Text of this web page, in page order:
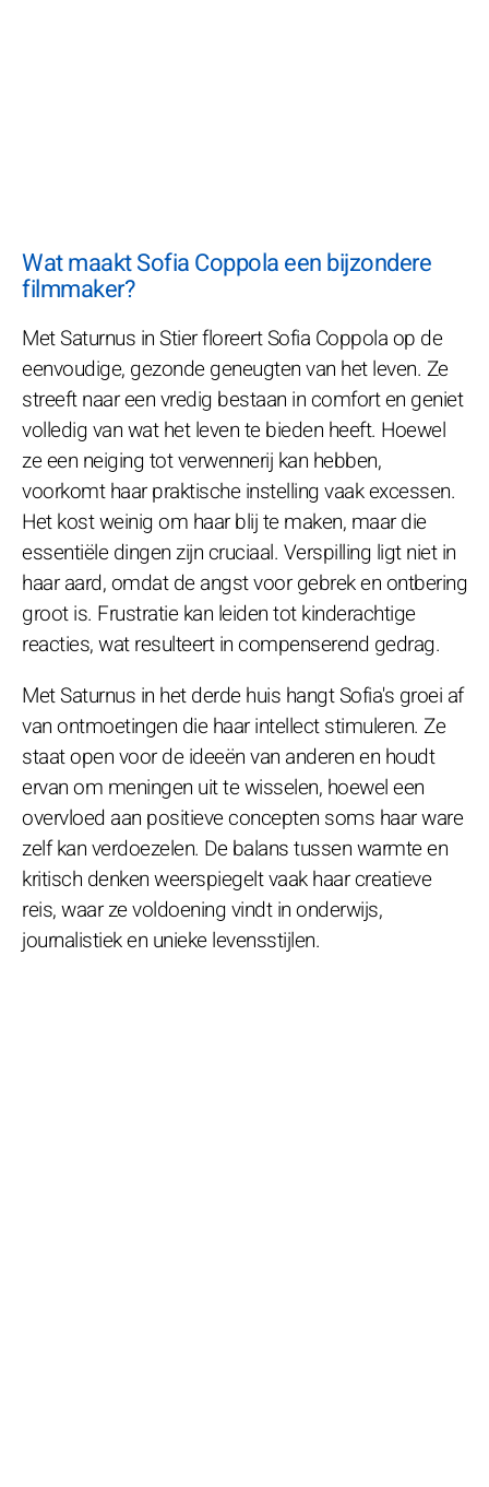
Wat maakt Sofia Coppola een bijzondere
filmmaker?
Met Saturnus in Stier floreert Sofia Coppola op de
eenvoudige, gezonde geneugten van het leven. Ze
streeft naar een vredig bestaan in comfort en geniet
volledig van wat het leven te bieden heeft. Hoewel
ze een neiging tot verwennerij kan hebben,
voorkomt haar praktische instelling vaak excessen.
Het kost weinig om haar blij te maken, maar die
essentiële dingen zijn cruciaal. Verspilling ligt niet in
haar aard, omdat de angst voor gebrek en ontbering
groot is. Frustratie kan leiden tot kinderachtige
reacties, wat resulteert in compenserend gedrag.
Met Saturnus in het derde huis hangt Sofia's groei af
van ontmoetingen die haar intellect stimuleren. Ze
staat open voor de ideeën van anderen en houdt
ervan om meningen uit te wisselen, hoewel een
overvloed aan positieve concepten soms haar ware
zelf kan verdoezelen. De balans tussen warmte en
kritisch denken weerspiegelt vaak haar creatieve
reis, waar ze voldoening vindt in onderwijs,
journalistiek en unieke levensstijlen.